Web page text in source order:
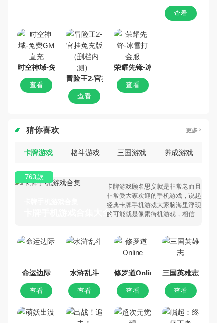
查看
时空神域-免费GM直充
查看
冒险王2-官挂免充版（删档内测）
查看
荣耀先锋-冰雪打金服
查看
猜你喜欢 更多
卡牌游戏 格斗游戏 三国游戏 养成游戏
卡牌手机游戏合集大全 >
卡牌游戏顾名思义就是非常老而且
非常受大家欢迎的手机游戏，说起
经典卡牌手机游戏大家脑海里浮现
的可能就是像素街机游戏，相信很
牌手机游戏有哪些呢？游戏今天，
乐途下载站小编芒果味的怪咖给大
集，欢迎大家前来选择下载体验
763款
命运边际
查看
水浒乱斗
查看
修罗道Online
查看
三国英雄志
查看